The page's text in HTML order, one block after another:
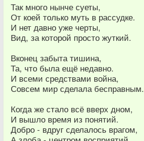
Так много нынче суеты,
От коей только муть в рассудке.
И нет давно уже черты,
Вид, за которой просто жуткий.
Вконец забыта тишина,
Та, что была ещё недавно.
И всеми средствами война,
Совсем мир сделала бесправным.
Когда же стало всё вверх дном,
И вышло время из понятий.
Добро - вдруг сделалось врагом,